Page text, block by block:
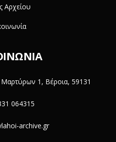
Αρχείου
1, Βέροια, 59131
064315
archive.gr